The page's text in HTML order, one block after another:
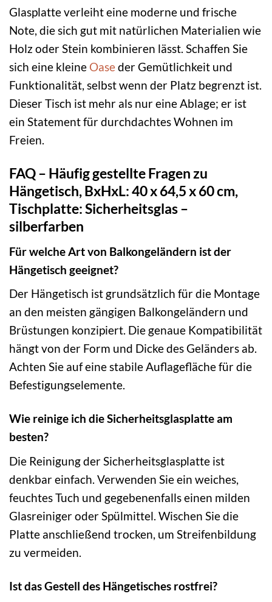
Glasplatte verleiht eine moderne und frische
Note, die sich gut mit natürlichen Materialien wie
Holz oder Stein kombinieren lässt. Schaffen Sie
sich eine kleine Oaseder Gemütlichkeit und
Funktionalität, selbst wenn der Platz begrenzt ist.
Dieser Tisch ist mehr als nur eine Ablage; er ist
ein Statement für durchdachtes Wohnen im
Freien.
FAQ – Häufig gestellte Fragen zu
Hängetisch, BxHxL: 40 x 64,5 x 60 cm,
Tischplatte: Sicherheitsglas –
silberfarben
Für welche Art von Balkongeländern ist der
Hängetisch geeignet?
Der Hängetisch ist grundsätzlich für die Montage
an den meisten gängigen Balkongeländern und
Brüstungen konzipiert. Die genaue Kompatibilität
hängt von der Form und Dicke des Geländers ab.
Achten Sie auf eine stabile Auflagefläche für die
Befestigungselemente.
Wie reinige ich die Sicherheitsglasplatte am
besten?
Die Reinigung der Sicherheitsglasplatte ist
denkbar einfach. Verwenden Sie ein weiches,
feuchtes Tuch und gegebenenfalls einen milden
Glasreiniger oder Spülmittel. Wischen Sie die
Platte anschließend trocken, um Streifenbildung
zu vermeiden.
Ist das Gestell des Hängetisches rostfrei?